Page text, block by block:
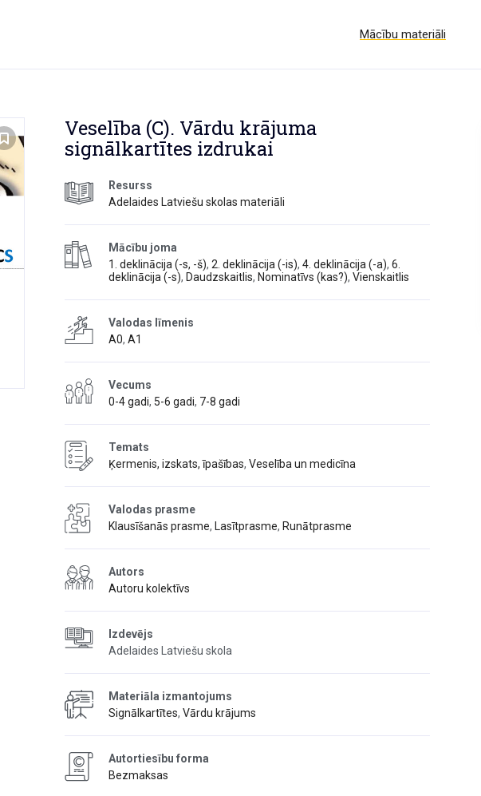
Mācību materiāli
Veselība (C). Vārdu krājuma
signālkartītes izdrukai
Resurss
Adelaides Latviešu skolas materiāli
Mācību joma
1. deklinācija (-s, -š), 2. deklinācija (-is), 4. deklinācija (-a), 6.
deklinācija (-s), Daudzskaitlis, Nominatīvs (kas?), Vienskaitlis
Valodas līmenis
A0, A1
Vecums
0-4 gadi, 5-6 gadi, 7-8 gadi
Temats
Ķermenis, izskats, īpašības, Veselība un medicīna
Valodas prasme
Klausīšanās prasme, Lasītprasme, Runātprasme
Autors
Autoru kolektīvs
Izdevējs
Adelaides Latviešu skola
Materiāla izmantojums
Signālkartītes, Vārdu krājums
Autortiesību forma
Bezmaksas